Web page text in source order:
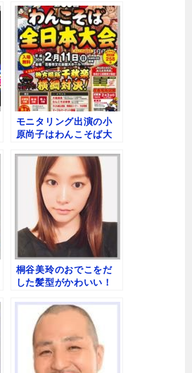
k
e
t
モニタリング出演の小
原尚子はわんこそば大
像】
桐谷美玲のおでこをだ
した髪型がかわいい！
較！